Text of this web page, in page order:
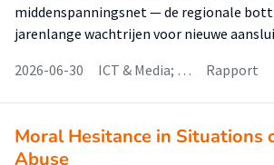
middenspanningsnet — de regionale
jarenlange wachtrijen voor nieuwe
2026-06-30
ICT & Media; … Rapport
Moral Hesitance in Situations
Abuse